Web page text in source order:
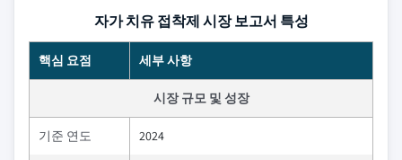
자가 치유 접착제 시장 보고서 특성
핵심 요점 세부 사항
시장 규모 및 성장
기준 연도 2024